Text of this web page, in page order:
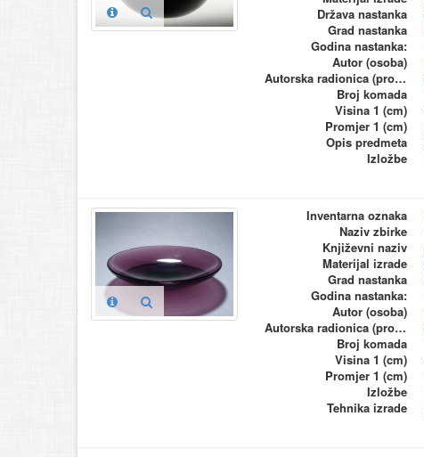
Država nastanka
Grad nastanka
Godina nastanka:
Autor (osoba)
Autorska radionica (proizvođač)
Broj komada
Visina 1 (cm)
Promjer 1 (cm)
Opis predmeta
Izložbe
Inventarna oznaka
Naziv zbirke
Književni naziv
Materijal izrade
Grad nastanka
Godina nastanka:
Autor (osoba)
Autorska radionica (proizvođač)
Broj komada
Visina 1 (cm)
Promjer 1 (cm)
Izložbe
Tehnika izrade